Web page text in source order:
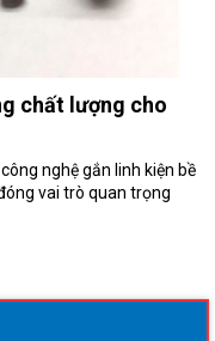
chất lượng cho
nghệ gắn linh kiện bề
vai trò quan trọng